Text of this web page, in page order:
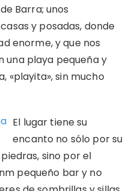
Barra; unos
y posadas, donde
enorme, y que nos
playa pequeña y
«playita», sin mucho
El lugar tiene su
encanto no sólo por su
sino por el
pequeño bar y no